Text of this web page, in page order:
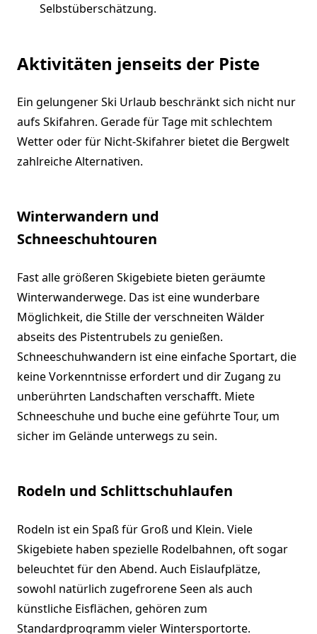
Selbstüberschätzung.
Aktivitäten jenseits der Piste
Ein gelungener Ski Urlaub beschränkt sich nicht nur
aufs Skifahren. Gerade für Tage mit schlechtem
Wetter oder für Nicht-Skifahrer bietet die Bergwelt
zahlreiche Alternativen.
Winterwandern und
Schneeschuhtouren
Fast alle größeren Skigebiete bieten geräumte
Winterwanderwege. Das ist eine wunderbare
Möglichkeit, die Stille der verschneiten Wälder
abseits des Pistentrubels zu genießen.
Schneeschuhwandern ist eine einfache Sportart, die
keine Vorkenntnisse erfordert und dir Zugang zu
unberührten Landschaften verschafft. Miete
Schneeschuhe und buche eine geführte Tour, um
sicher im Gelände unterwegs zu sein.
Rodeln und Schlittschuhlaufen
Rodeln ist ein Spaß für Groß und Klein. Viele
Skigebiete haben spezielle Rodelbahnen, oft sogar
beleuchtet für den Abend. Auch Eislaufplätze,
sowohl natürlich zugefrorene Seen als auch
künstliche Eisflächen, gehören zum
Standardprogramm vieler Wintersportorte.